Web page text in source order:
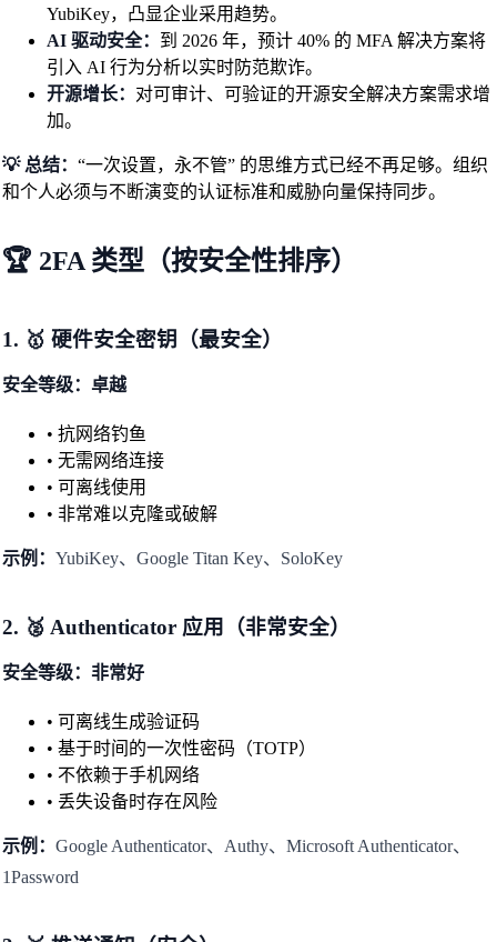
YubiKey，凸显企业采用趋势。
AI 驱动安全： 到 2026 年，预计 40% 的 MFA 解决方案将
引入 AI 行为分析以实时防范欺诈。
开源增长： 对可审计、可验证的开源安全解决方案需求增
加。
💡 总结： “一次设置，永不管” 的思维方式已经不再足够。组织
和个人必须与不断演变的认证标准和威胁向量保持同步。
🏆 2FA 类型（按安全性排序）
1. 🥇 硬件安全密钥（最安全）
安全等级：卓越
• 抗网络钓鱼
• 无需网络连接
• 可离线使用
• 非常难以克隆或破解
示例： YubiKey、Google Titan Key、SoloKey
2. 🥈 Authenticator 应用（非常安全）
安全等级：非常好
• 可离线生成验证码
• 基于时间的一次性密码（TOTP）
• 不依赖于手机网络
• 丢失设备时存在风险
示例： Google Authenticator、Authy、Microsoft Authenticator、
1Password